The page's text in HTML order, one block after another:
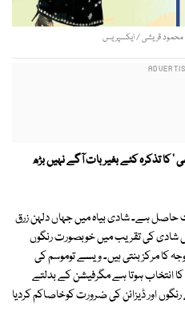
محمود قریشی / ایکسپریس
کا تذکرہ کئے بغیر بات آگے نہیں بڑھ
ہے۔ شادی بیاہ میں جہاں دلہن زرق
شادی کی تقریب میں خوبصورت رنگوں
کا مرکز بنتی ہیں۔ ویسے توموسم کی
انتخاب ہوتا ہے مگرفیشن کے بدلتے
اور ڈیزائن کی ضرورت کوخاصاکم کردیا